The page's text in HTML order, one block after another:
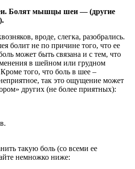
Болят мышцы шеи — (другие
вроде, слегка, разобрались.
болит не по причине того, что ее
может быть связана и с тем, что
в шейном или грудном
того, что боль в шее –
так это ощущение может
других (не более приятных):
такую боль (со всеми ее
немножко ниже: